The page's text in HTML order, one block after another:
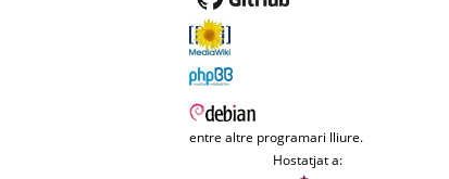
entre altre programari lliure.
Hostatjat a: